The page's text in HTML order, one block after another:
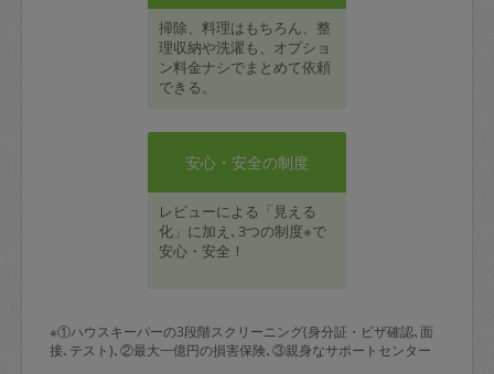
掃除、料理はもちろん、整
理収納や洗濯も、オプショ
ン料金ナシでまとめて依頼
できる。
安心・安全の制度
レビューによる「見える
化」に加え､3つの制度※で
安心・安全！
※①ハウスキーパーの3段階スクリーニング(身分証・ビザ確認､面
接､テスト)､②最大一億円の損害保険､③親身なサポートセンター